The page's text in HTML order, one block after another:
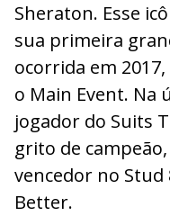
Sheraton. Esse
sua primeira
ocorrida em
o Main Event. Na
jogador do Suits
grito de
vencedor no
Better.